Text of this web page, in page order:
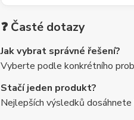
❓ Časté dotazy
Jak vybrat správné řešení?
Vyberte podle konkrétního
Stačí jeden produkt?
Nejlepších výsledků dosáhnete